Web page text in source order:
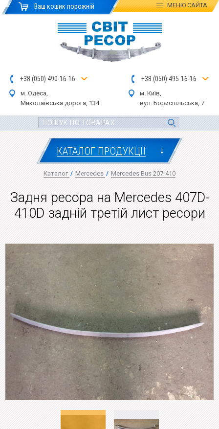
Ваш кошик порожній МЕНЮСАЙТА
+38 (050) 490-16-16
м. Одеса,
Миколаївська дорога, 134
+38 (050) 495-16-16
м. Київ,
вул. Бориспільська, 7
КАТАЛОГ ПРОДУКЦІЇ ↓
Каталог / Mercedes / Mercedes Bus 207-410
Задня ресора на Mercedes 407D-
410D задній третій лист ресори